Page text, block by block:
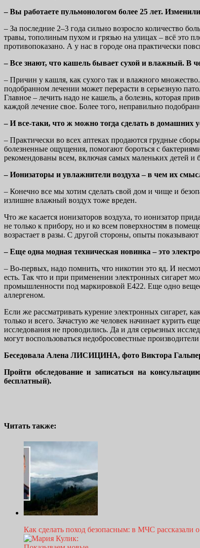
– Вы работаете пульмонологом более 25 лет.
– За последние 2–3 года сильно возросло количество
травы, тополиным пухом и грязью на улицах – всё это
противопоказано. А у нас в городе она практически
– Все знают, что кашель бывает сухой и влажный. В
– Причин у кашля, как сухого так и влажного
подобранном лечении может перерасти в серьезную
Главное – лечить надо не кашель, а болезнь, которая
каждой лечение свое. Более того, неправильно
– И все-таки, что ж можно тогда сделать в домашних
– Практически во всех аптеках продаются грудные
болезненные ощущения, помогают бороться с
рекомендованы всем, включая самых маленьких детей и
– Ионизаторы и увлажнители воздуха – в чем их
– Конечно все мы хотим сделать свой дом и чище и
излишне влажный воздух тоже вреден.
Что же касается ионизаторов воздуха, то ионизатор
не только к прибору, но и ко всем поверхностям в
возрастает в разы. С другой стороны, опыты
– Еще одна модная техническая новинка – это
– Во-первых, надо помнить, что никотин это яд. И
есть. Так что и при применении электронных сигарет
промышленности под маркировкой Е422. Еще одно
аллергеном.
Если же рассматривать курение электронных сигарет,
только и всего. Зачастую же человек начинает курить
исследования не проводились. Да и для серьезных
могут воспользоваться недобросовестные
Беседовала Алена ЛИСИЦИНА, фото Виктора
Пройти обследование и записаться на
бесплатный).
Читать также:
Как сделать поход безопасным: в МЧС рассказали